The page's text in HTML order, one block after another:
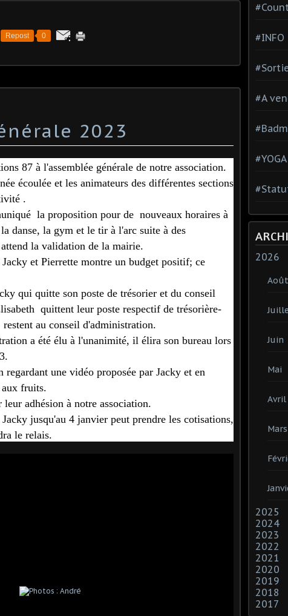
Repost 0
2023
87 à l'assemblée générale de notre association.
écoulée et les animateurs des différentes sections
.
la proposition pour de nouveaux horaires à
danse, la gym et le tir à l'arc suite à des
la validation de la mairie.
et Pierrette montre un budget positif; ce
qui quitte son poste de trésorier et du conseil
quittent leur poste respectif de trésorière-
au conseil d'administration.
a été élu à l'unanimité, il élira son bureau lors
une vidéo proposée par Jacky et en
aux fruits.
adhésion à notre association.
jusqu'au 4 janvier peut prendre les cotisations,
le relais.
#INFO
#A
#YOGA
2026
Août
Juin
Mai
Avril
Mars
2025
2024
2023
2022
2021
2020
2019
2018
2017